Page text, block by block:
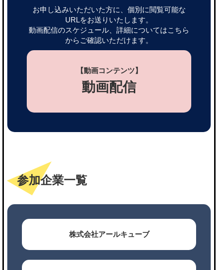
お申し込みいただいた方に、個別に閲覧可能な
URLをお送りいたします。
動画配信のスケジュール、詳細についてはこちら
からご確認いただけます。
【動画コンテンツ】
動画配信
参加企業一覧
株式会社アールキューブ